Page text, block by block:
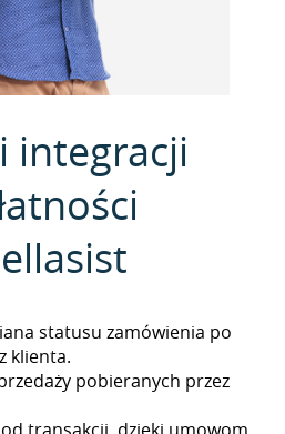
integracji
statusu zamówienia po
klienta.
pobieranych przez